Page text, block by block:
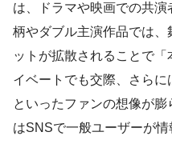
は、ドラマや映画での共
柄やダブル主演作品では
ットが拡散されることで
イベートでも交際、さらに
といったファンの想像が
はSNSで一般ユーザーが